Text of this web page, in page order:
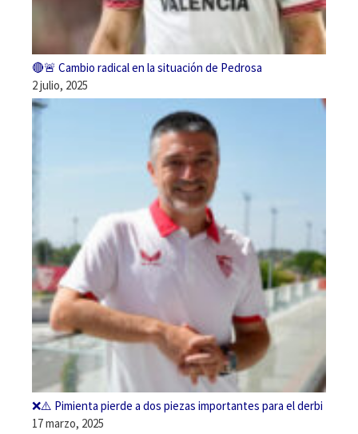
🔴🚨 Cambio radical en la situación de Pedrosa
2 julio, 2025
❌⚠️ Pimienta pierde a dos piezas importantes para el derbi
17 marzo, 2025